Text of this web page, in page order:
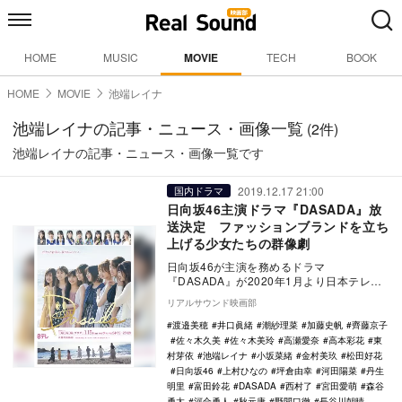
HOME MUSIC MOVIE TECH BOOK
HOME MOVIE 池端レイナ
池端レイナの記事・ニュース・画像一覧 (2件)
池端レイナの記事・ニュース・画像一覧です
国内ドラマ 2019.12.17 21:00
日向坂46主演ドラマ『DASADA』放
送決定 ファッションブランドを立ち
上げる少女たちの群像劇
日向坂46が主演を務めるドラマ
『DASADA』が2020年1月より日本テレビ
で放送されることが決定した。 日向坂46
のメンバ…
リアルサウンド映画部
渡邉美穂
井口眞緒 潮紗理菜 加藤史帆
齊藤京子
佐々木久美
佐々木美玲 高瀬愛奈 高本彩花
東
村芽依
池端レイナ 小坂菜緒 金村美玖
松田好花
日向坂46
上村ひなの 坪倉由幸 河田陽菜
丹生
明里
富田鈴花 DASADA 西村了 宮田愛萌
森谷